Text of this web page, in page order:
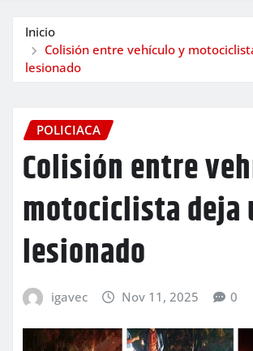
Inicio
Colisión entre vehículo y
lesionado
POLICIACA
Colisión entre
motociclista deja
lesionado
igavec Nov 11, 2025 0